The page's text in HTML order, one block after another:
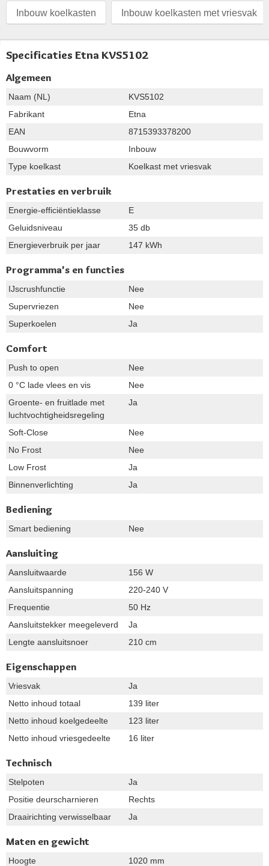
Inbouw koelkasten Inbouw koelkasten met vriesvak
Specificaties Etna KVS5102
Algemeen
Naam (NL)
KVS5102
Fabrikant
Etna
EAN
8715393378200
Bouwvorm
Inbouw
Type koelkast
Koelkast met vriesvak
Prestaties en verbruik
Energie-efficiëntieklasse
E
Geluidsniveau
35 db
Energieverbruik per jaar
147 kWh
Programma's en functies
IJscrushfunctie
Nee
Supervriezen
Nee
Superkoelen
Ja
Comfort
Push to open
Nee
0 °C lade vlees en vis
Nee
Groente- en fruitlade met
luchtvochtigheidsregeling
Ja
Soft-Close
Nee
No Frost
Nee
Low Frost
Ja
Binnenverlichting
Ja
Bediening
Smart bediening Nee
Aansluiting
Aansluitwaarde
156 W
Aansluitspanning
220-240 V
Frequentie
50 Hz
Aansluitstekker meegeleverd
Ja
Lengte aansluitsnoer
210 cm
Eigenschappen
Vriesvak
Ja
Netto inhoud totaal
139 liter
Netto inhoud koelgedeelte
123 liter
Netto inhoud vriesgedeelte
16 liter
Technisch
Stelpoten
Ja
Positie deurscharnieren
Rechts
Draairichting verwisselbaar
Ja
Maten en gewicht
Hoogte
1020 mm